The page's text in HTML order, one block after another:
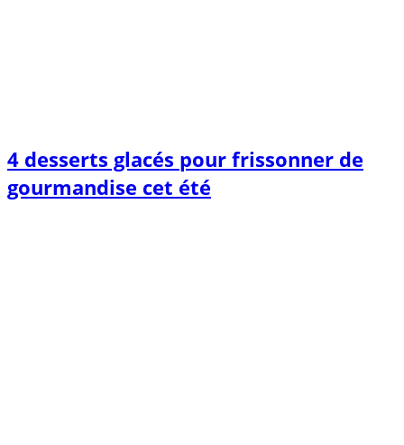
4 desserts glacés pour frissonner de
gourmandise cet été